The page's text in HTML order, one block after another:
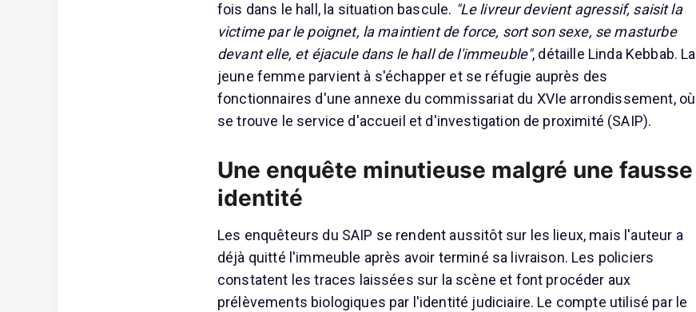
fois dans le hall, la situation bascule. "Le livreur devient agressif, saisit la
victime par le poignet, la maintient de force, sort son sexe, se masturbe
devant elle, et éjacule dans le hall de l'immeuble", détaille Linda Kebbab. La
jeune femme parvient à s'échapper et se réfugie auprès des
fonctionnaires d'une annexe du commissariat du XVIe arrondissement, où
se trouve le service d'accueil et d'investigation de proximité (SAIP).
Une enquête minutieuse malgré une fausse
identité
Les enquêteurs du SAIP se rendent aussitôt sur les lieux, mais l'auteur a
déjà quitté l'immeuble après avoir terminé sa livraison. Les policiers
constatent les traces laissées sur la scène et font procéder aux
prélèvements biologiques par l'identité judiciaire. Le compte utilisé par le